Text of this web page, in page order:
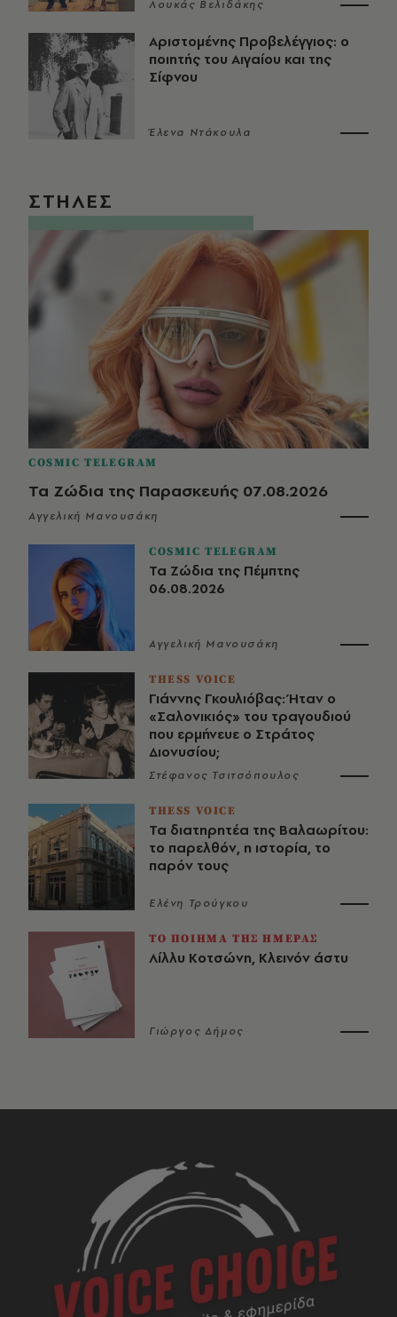
Λουκάς Βελιδάκης
Αριστομένης Προβελέγγιος: ο
ποιητής του Αιγαίου και της
Σίφνου
Έλενα Ντάκουλα
ΣΤΗΛΕΣ
COSMIC TELEGRAM
Τα Ζώδια της Παρασκευής 07.08.2026
Αγγελική Μανουσάκη
COSMIC TELEGRAM
Τα Ζώδια της Πέμπτης
06.08.2026
Αγγελική Μανουσάκη
THESS VOICE
Γιάννης Γκουλιόβας: Ήταν ο
«Σαλονικιός» του τραγουδιού
που ερμήνευε ο Στράτος
Διονυσίου;
Στέφανος Τσιτσόπουλος
THESS VOICE
Τα διατηρητέα της Βαλαωρίτου:
το παρελθόν, η ιστορία, το
παρόν τους
Ελένη Τρούγκου
ΤΟ ΠΟΙΗΜΑ ΤΗΣ ΗΜΕΡΑΣ
Λίλλυ Κοτσώνη, Κλεινόν άστυ
Γιώργος Δήμος